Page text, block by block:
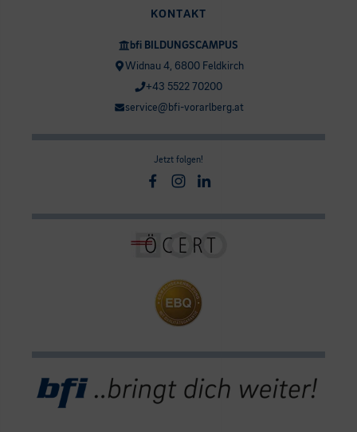
KONTAKT
bfi BILDUNGSCAMPUS
Widnau 4, 6800 Feldkirch
+43 5522 70200
service@bfi-vorarlberg.at
Jetzt folgen!
Facebook
Instagram
Linkedin